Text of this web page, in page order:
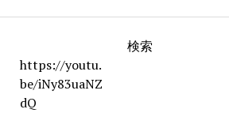
検索
https://youtu.
be/iNy83uaNZ
dQ